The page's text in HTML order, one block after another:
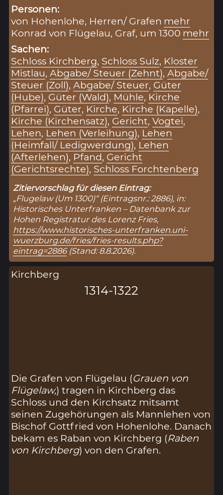
Personen:
von Hohenlohe, Herren/ Grafen mehr
Konrad von Flügelau, Graf, um 1300 mehr
Sachen:
Schloss Kirchberg, Schloss Sulz, Kloster
Mistlau,Abgabe/ Steuer (Zehnt),Abgabe/
Steuer (Zoll),Abgabe/ Steuer, Güter
(Hube), Güter (Wald), Mühle, Kirche
(Pfarrei), Güter, Kirche, Kirche (Kapelle),
Kirche (Kirchensatz), Gericht,Vogtei,
Lehen, Lehen (Verleihung), Lehen
(Heimfall/ Ledigwerdung), Lehen
(Afterlehen), Pfand, Gericht
(Gerichtsrechte), Schloss Forchtenberg
Zitiervorschlag für diesen Eintrag:
„Flugelaw (Um 1300)“ (Eintragsnr.: 2886), in:
Historisches Unterfranken – Datenbank zur
Hohen Registratur des Lorenz Fries,
https://www.historisches-unterfranken.uni-
wuerzburg.de/fries/fries-results.php?
eintrag=2886(Stand: 8.8.2026).
Kirchberg
1314-1322
Die Grafen von Flügelau (Grauen von
Flügelaw,) tragen in Kirchberg das
Schloss und den Kirchsatz mitsamt
seinen Zugehörungen als Mannlehen von
Bischof Gottfried von Hohenlohe. Danach
bekam es Raban von Kirchberg (Raben
von Kirchberg) von den Grafen.